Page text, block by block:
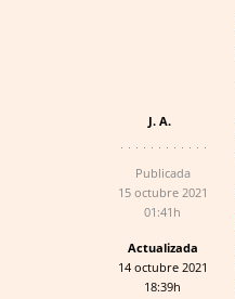
J. A.
Publicada
15 octubre 2021
01:41h
Actualizada
14 octubre 2021
18:39h